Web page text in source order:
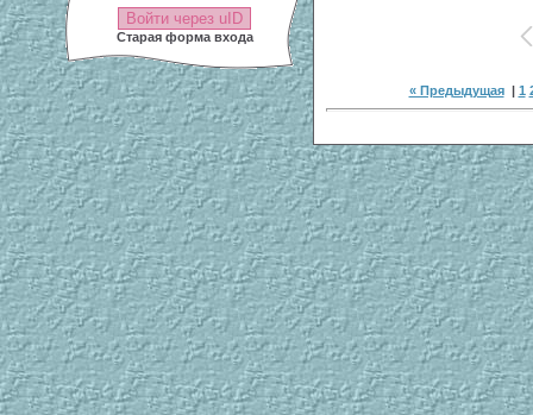
Войти через uID
Старая форма входа
« Предыдущая| 1